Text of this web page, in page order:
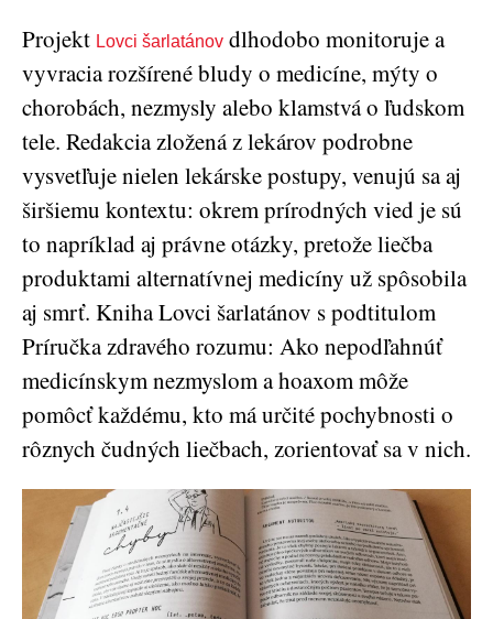
Projekt Lovci šarlatánov dlhodobo monitoruje a
vyvracia rozšírené bludy o medicíne, mýty o
chorobách, nezmysly alebo klamstvá o ľudskom
tele. Redakcia zložená z lekárov podrobne
vysvetľuje nielen lekárske postupy, venujú sa aj
širšiemu kontextu: okrem prírodných vied je sú
to napríklad aj právne otázky, pretože liečba
produktami alternatívnej medicíny už spôsobila
aj smrť. Kniha Lovci šarlatánov s podtitulom
Príručka zdravého rozumu: Ako nepodľahnúť
medicínskym nezmyslom a hoaxom môže
pomôcť každému, kto má určité pochybnosti o
rôznych čudných liečbach, zorientovať sa v nich.